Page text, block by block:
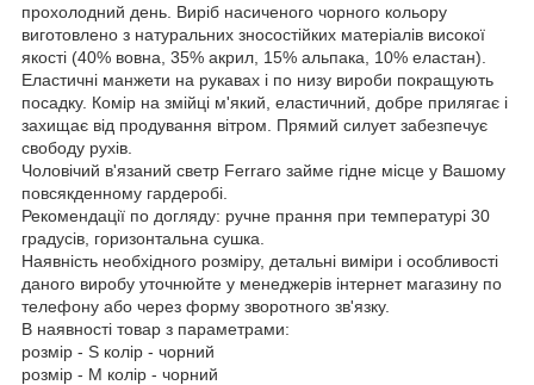
прохолодний день. Виріб насиченого чорного кольору
виготовлено з натуральних зносостійких матеріалів високої
якості (40% вовна, 35% акрил, 15% альпака, 10% еластан).
Еластичні манжети на рукавах і по низу вироби покращують
посадку. Комір на змійці м'який, еластичний, добре прилягає і
захищає від продування вітром. Прямий силует забезпечує
свободу рухів.
Чоловічий в'язаний светр Ferraro займе гідне місце у Вашому
повсякденному гардеробі.
Рекомендації по догляду: ручне прання при температурі 30
градусів, горизонтальна сушка.
Наявність необхідного розміру, детальні виміри і особливості
даного виробу уточнюйте у менеджерів інтернет магазину по
телефону або через форму зворотного зв'язку.
В наявності товар з параметрами:
розмір - S колір - чорний
розмір - M колір - чорний